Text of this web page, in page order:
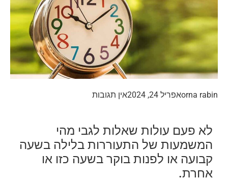
orna rabinאפריל 24, 2024 אין תגובות
לא פעם עולות שאלות לגבי מהי
המשמעות של התעוררות בלילה בשעה
קבועה או לפנות בוקר בשעה כזו או
אחרת.